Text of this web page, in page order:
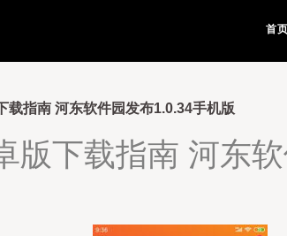
首页
载指南 河东软件园发布1.0.34手机版
版下载指南 河东